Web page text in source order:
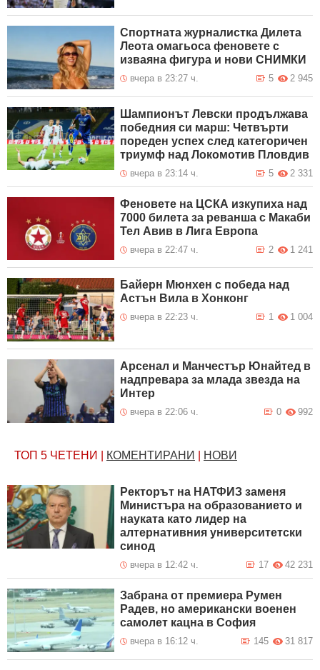
Спортната журналистка Дилета
Леота омагьоса феновете с
изваяна фигура и нови СНИМКИ
вчера в 23:27 ч. 2 945
5
Шампионът Левски продължава
победния си марш: Четвърти
пореден успех след категоричен
триумф над Локомотив Пловдив
вчера в 23:14 ч. 2 331
5
Феновете на ЦСКА изкупиха над
7000 билета за реванша с Макаби
Тел Авив в Лига Европа
вчера в 22:47 ч. 1 241
2
Байерн Мюнхен с победа над
Астън Вила в Хонконг
вчера в 22:23 ч. 1 004
1
Арсенал и Манчестър Юнайтед в
надпревара за млада звезда на
Интер
вчера в 22:06 ч. 992
0
ТОП 5 ЧЕТЕНИ КОМЕНТИРАНИ НОВИ
Ректорът на НАТФИЗ заменя
Министъра на образованието и
науката като лидер на
алтернативния университетски
синод
вчера в 12:42 ч. 42 231
17
Забрана от премиера Румен
Радев, но американски военен
самолет кацна в София
вчера в 16:12 ч. 31 817
145